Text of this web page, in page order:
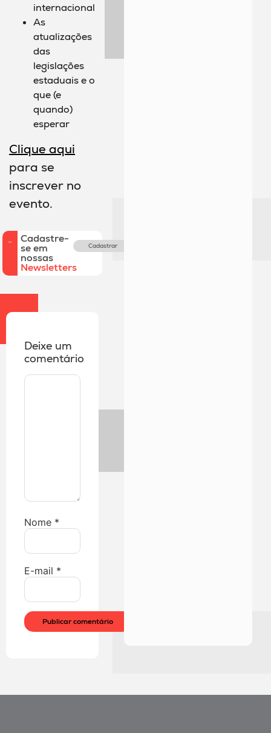
internacional
As
atualizações
das
legislações
estaduais e o
que (e
quando)
esperar
Clique aqui
para se
inscrever no
evento.
Cadastre-
se em
nossas
Newsletters
Cadastrar
Deixe um
comentário
Nome *
E-mail *